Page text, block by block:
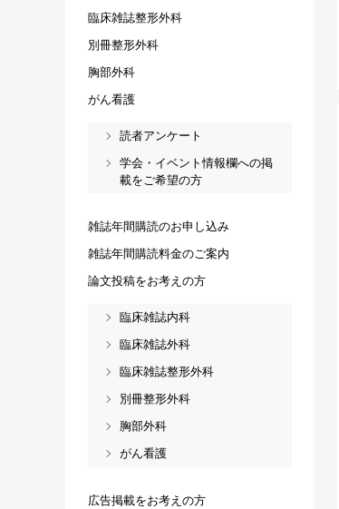
臨床雑誌整形外科
別冊整形外科
胸部外科
がん看護
読者アンケート
学会・イベント情報欄への掲
載をご希望の方
雑誌年間購読のお申し込み
雑誌年間購読料金のご案内
論文投稿をお考えの方
臨床雑誌内科
臨床雑誌外科
臨床雑誌整形外科
別冊整形外科
胸部外科
がん看護
広告掲載をお考えの方